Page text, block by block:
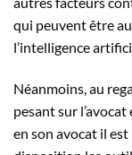
qui peuvent être
l’intelligence
Néanmoins, au
pesant sur
en son avocat il